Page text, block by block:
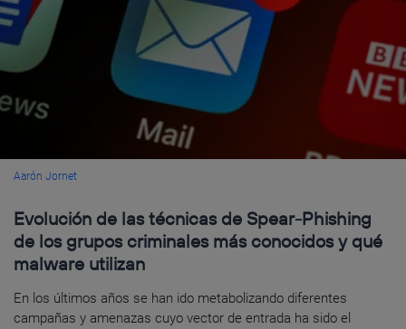
Aarón Jornet
Evolución de las técnicas de Spear-Phishing
de los grupos criminales más conocidos y qué
malware utilizan
En los últimos años se han ido metabolizando diferentes
campañas y amenazas cuyo vector de entrada ha sido el